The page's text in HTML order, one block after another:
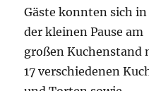
Gäste konnten sich in
der kleinen Pause am
großen Kuchenstand
17 verschiedenen